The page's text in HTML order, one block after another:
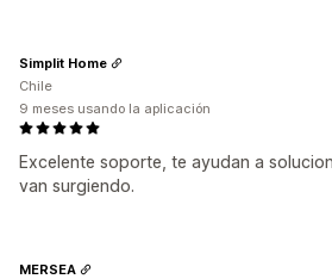
Excelente soporte, te ayudan a
van surgiendo.
Simplit Home
Chile
9 meses usando la aplicación
MERSEA